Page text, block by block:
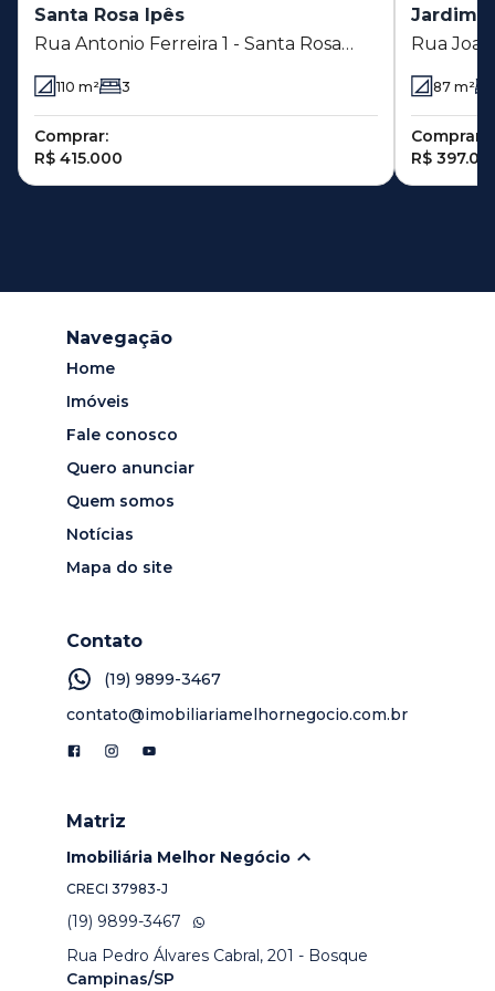
Santa Rosa Ipês
Rua Antonio Ferreira 1 - Santa Rosa
Ipês - Piracicaba - SP
110 m² 3
Comprar:
R$ 415.000
Jardim
Rua
87 m²
Comprar:
R$
Navegação
Home
Imóveis
Fale conosco
Quero anunciar
Quem somos
Notícias
Mapa do site
Contato
(19) 9899-3467
contato@imobiliariamelhornegocio.com.br
Matriz
Imobiliária Melhor Negócio
CRECI 37983-J
(19) 9899-3467
Rua Pedro Álvares Cabral, 201 - Bosque
Campinas/SP